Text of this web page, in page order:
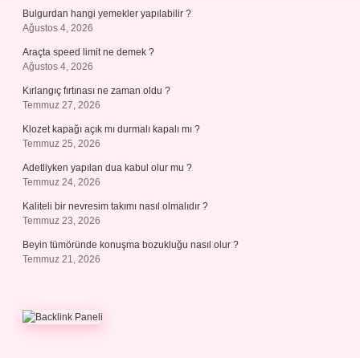
Bulgurdan hangi yemekler yapılabilir ?
Ağustos 4, 2026
Araçta speed limit ne demek ?
Ağustos 4, 2026
Kırlangıç fırtınası ne zaman oldu ?
Temmuz 27, 2026
Klozet kapağı açık mı durmalı kapalı mı ?
Temmuz 25, 2026
Adetliyken yapılan dua kabul olur mu ?
Temmuz 24, 2026
Kaliteli bir nevresim takımı nasıl olmalıdır ?
Temmuz 23, 2026
Beyin tümöründe konuşma bozukluğu nasıl olur ?
Temmuz 21, 2026